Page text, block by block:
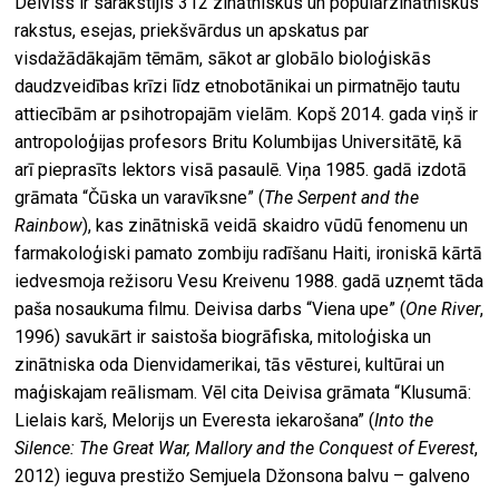
rakstus, esejas, priekšvārdus un apskatus par
visdažādākajām tēmām, sākot ar globālo bioloģiskās
daudzveidības krīzi līdz etnobotānikai un pirmatnējo tautu
attiecībām ar psihotropajām vielām. Kopš 2014. gada viņš ir
antropoloģijas profesors Britu Kolumbijas Universitātē, kā
arī pieprasīts lektors visā pasaulē. Viņa 1985. gadā izdotā
grāmata “Čūska un varavīksne” (The Serpent and the
Rainbow), kas zinātniskā veidā skaidro vūdū fenomenu un
farmakoloģiski pamato zombiju radīšanu Haiti, ironiskā kārtā
iedvesmoja režisoru Vesu Kreivenu 1988. gadā uzņemt tāda
paša nosaukuma filmu. Deivisa darbs “Viena upe” (One River,
1996) savukārt ir saistoša biogrāfiska, mitoloģiska un
zinātniska oda Dienvidamerikai, tās vēsturei, kultūrai un
maģiskajam reālismam. Vēl cita Deivisa grāmata “Klusumā:
Lielais karš, Melorijs un Everesta iekarošana” (Into the
Silence: The Great War, Mallory and the Conquest of Everest,
2012) ieguva prestižo Semjuela Džonsona balvu – galveno